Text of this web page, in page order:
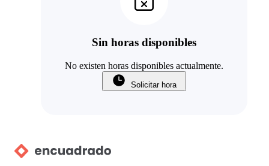
Sin horas disponibles
No existen horas disponibles actualmente.
Solicitar hora